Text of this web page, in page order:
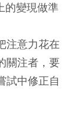
的變現做準
注意力花在
關注者，要
試中修正自